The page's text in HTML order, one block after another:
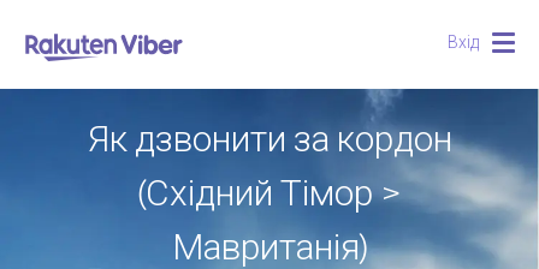
Вхід
Як дзвонити за кордон
(Східний Тімор >
Мавританія)